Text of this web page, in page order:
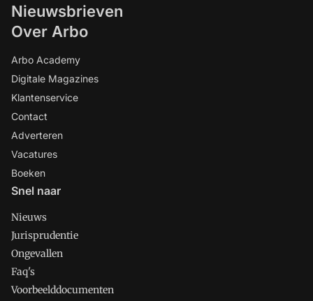
Nieuwsbrieven
Over Arbo
Arbo Academy
Digitale Magazines
Klantenservice
Contact
Adverteren
Vacatures
Boeken
Snel naar
Nieuws
Jurisprudentie
Ongevallen
Faq's
Voorbeelddocumenten